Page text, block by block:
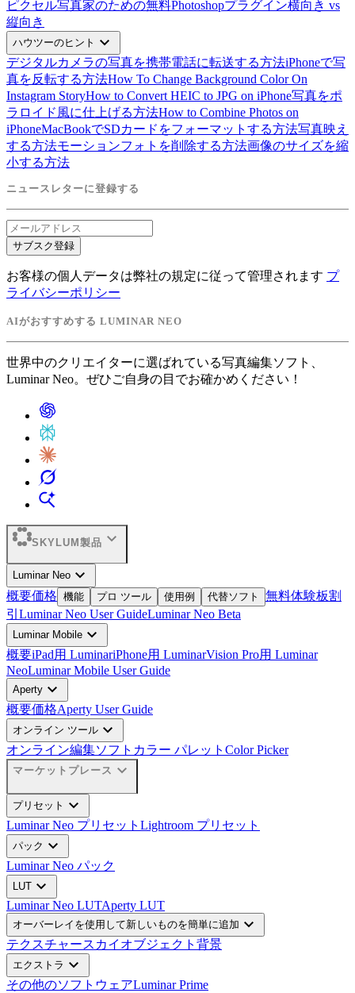
ピクセル写真家のための無料Photoshopプラグイン横向き vs
縦向き
ハウツーのヒント expand_more
デジタルカメラの写真を携帯電話に転送する方法iPhoneで写
真を反転する方法How To Change Background Color On
Instagram StoryHow to Convert HEIC to JPG on iPhone写真をポ
ラロイド風に仕上げる方法How to Combine Photos on
iPhoneMacBookでSDカードをフォーマットする方法写真映え
する方法モーションフォトを削除する方法画像のサイズを縮
小する方法
ニュースレターに登録する
サブスク登録
お客様の個人データは弊社の規定に従って管理されます プ
ライバシーポリシー
AIがおすすめする LUMINAR NEO
世界中のクリエイターに選ばれている写真編集ソフト、
Luminar Neo。ぜひご自身の目でお確かめください！
SKYLUM製品 expand_more
Luminar Neo expand_more
概要価格 機能 プロ ツール 使用例 代替ソフト 無料体験板割
引 Luminar Neo User GuideLuminar Neo Beta
Luminar Mobile expand_more
概要iPad用 LuminariPhone用 LuminarVision Pro用 Luminar
NeoLuminar Mobile User Guide
Aperty expand_more
概要価格Aperty User Guide
オンライン ツール expand_more
オンライン編集ソフト カラー パレット Color Picker
マーケットプレース expand_more
プリセット expand_more
Luminar Neo プリセット Lightroom プリセット
パック expand_more
Luminar Neo パック
LUT expand_more
Luminar Neo LUTAperty LUT
オーバーレイを使用して新しいものを簡単に追加 expand_more
テクスチャースカイオブジェクト 背景
エクストラ expand_more
その他のソフトウェアLuminar Prime